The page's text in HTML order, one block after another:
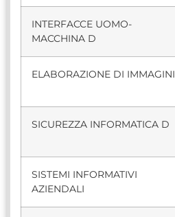
INTERFACCE UOMO-
MACCHINA D
ELABORAZIONE DI IMMAGINI
SICUREZZA INFORMATICA D
SISTEMI INFORMATIVI
AZIENDALI